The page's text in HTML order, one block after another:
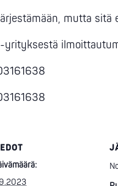
mutta sitä
yrityksestä